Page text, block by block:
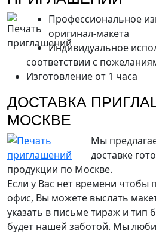
Профессиональное
оригинал-макета
Индивидуальное
соответствии с
Изготовление от 1 часа
ДОСТАВКА
МОСКВЕ
Мы
доставке
продукции по Москве.
Если у Вас нет времени чтобы
офис, Вы можете выслать
указать в письме тираж и тип
будет нашей заботой. Мы